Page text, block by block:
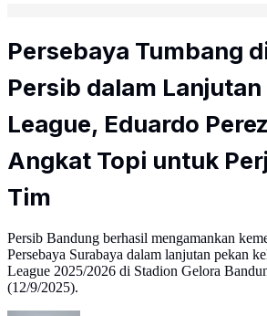
Persebaya Tumbang
Persib dalam Lanjutan
League, Eduardo
Angkat Topi untuk
Tim
Persib Bandung berhasil mengamankan
Persebaya Surabaya dalam lanjutan pekan
League 2025/2026 di Stadion Gelora
(12/9/2025).